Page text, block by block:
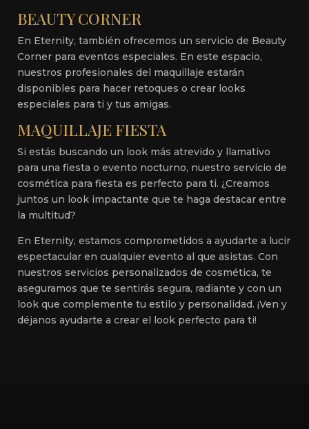
BEAUTY CORNER
En Eternity, también ofrecemos un servicio de Beauty
Corner para eventos especiales. En este espacio,
nuestros profesionales del maquillaje estarán
disponibles para hacer retoques o crear looks
especiales para ti y tus amigas.
MAQUILLAJE FIESTA
Si estás buscando un look más atrevido y llamativo
para una fiesta o evento nocturno, nuestro servicio de
cosmética para fiesta es perfecto para ti. ¿Creamos
juntos un look impactante que te haga destacar entre
la multitud?
En Eternity, estamos comprometidos a ayudarte a lucir
espectacular en cualquier evento al que asistas. Con
nuestros servicios personalizados de cosmética, te
aseguramos que te sentirás segura, radiante y con un
look que complemente tu estilo y personalidad. ¡Ven y
déjanos ayudarte a crear el look perfecto para ti!